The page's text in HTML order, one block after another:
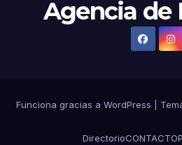
Agencia de
Funciona gracias a WordPress
DirectorioCONTACTO